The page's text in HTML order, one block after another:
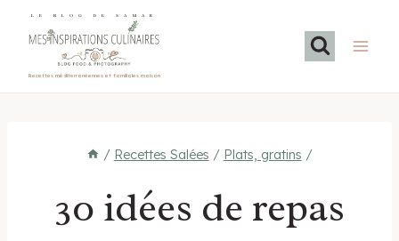
LE BLOG DE SAMAR
Recettes méditerranéennes et familiales maison
/ Recettes Salées / Plats, gratins /
30 idées de repas